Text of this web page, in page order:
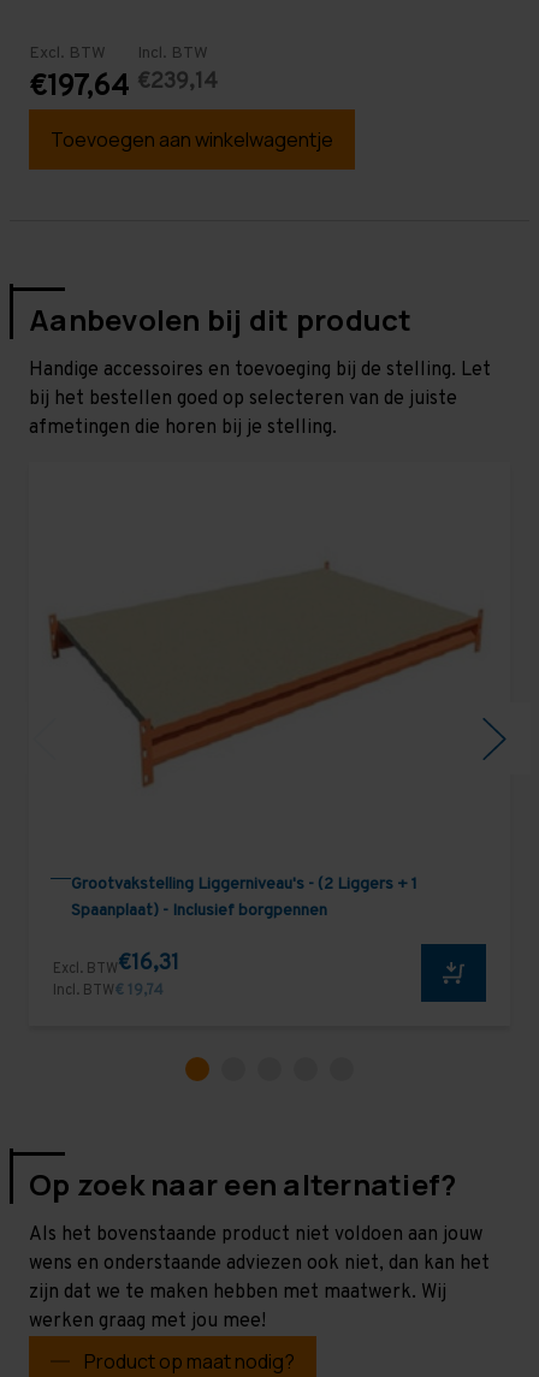
Excl. BTW
€197,64
Incl. BTW
€239,14
Toevoegen aan winkelwagentje
Aanbevolen bij dit product
Handige accessoires en toevoeging bij de stelling. Let
bij het bestellen goed op selecteren van de juiste
afmetingen die horen bij je stelling.
Grootvakstelling Liggerniveau's - (2 Liggers + 1
Spaanplaat) - Inclusief borgpennen
Excl. BTW€16,31
Incl. BTW€ 19,74
Op zoek naar een alternatief?
Als het bovenstaande product niet voldoen aan jouw
wens en onderstaande adviezen ook niet, dan kan het
zijn dat we te maken hebben met maatwerk. Wij
werken graag met jou mee!
Product op maat nodig?